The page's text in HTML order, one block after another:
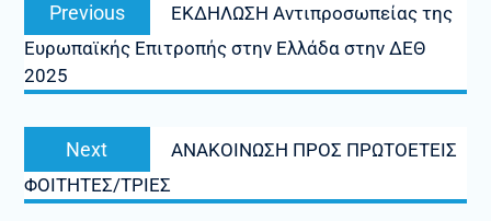
άρθρων
Previous
post:
ΕΚΔΗΛΩΣΗ Αντιπροσωπείας της
Ευρωπαϊκής Επιτροπής στην Ελλάδα στην ΔΕΘ
2025
Next
post:
ΑΝΑΚΟΙΝΩΣΗ ΠΡΟΣ ΠΡΩΤΟΕΤΕΙΣ
ΦΟΙΤΗΤΕΣ/ΤΡΙΕΣ